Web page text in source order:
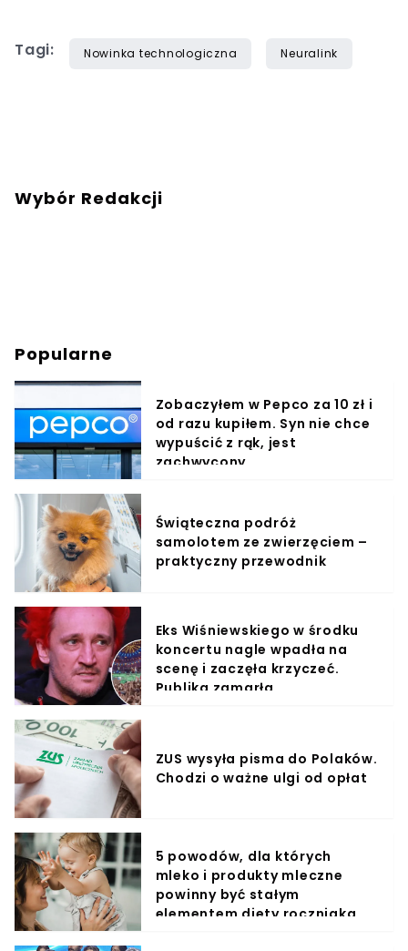
Tagi: Nowinka technologiczna Neuralink
Wybór Redakcji
Popularne
Zobaczyłem w Pepco za 10 zł i
od razu kupiłem. Syn nie chce
wypuścić z rąk, jest
zachwycony
Świąteczna podróż
samolotem ze zwierzęciem –
praktyczny przewodnik
Eks Wiśniewskiego w środku
koncertu nagle wpadła na
scenę i zaczęła krzyczeć.
Publika zamarła
ZUS wysyła pisma do Polaków.
Chodzi o ważne ulgi od opłat
5 powodów, dla których
mleko i produkty mleczne
powinny być stałym
elementem diety roczniaka